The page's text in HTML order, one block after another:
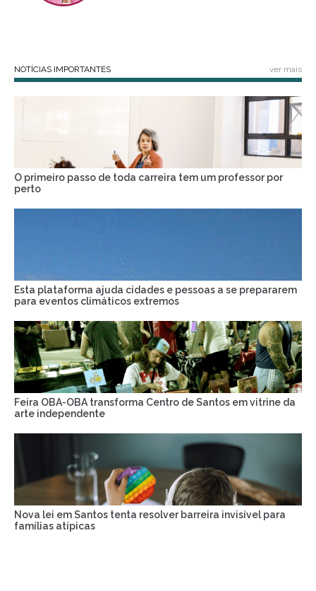
NOTÍCIAS IMPORTANTES ver mais
O primeiro passo de toda carreira tem um professor por
perto
Esta plataforma ajuda cidades e pessoas a se prepararem
para eventos climáticos extremos
Feira OBA-OBA transforma Centro de Santos em vitrine da
arte independente
Nova lei em Santos tenta resolver barreira invisível para
famílias atípicas